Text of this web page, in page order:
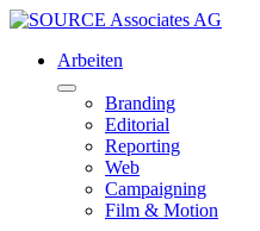
Arbeiten
Branding
Editorial
Reporting
Web
Campaigning
Film & Motion